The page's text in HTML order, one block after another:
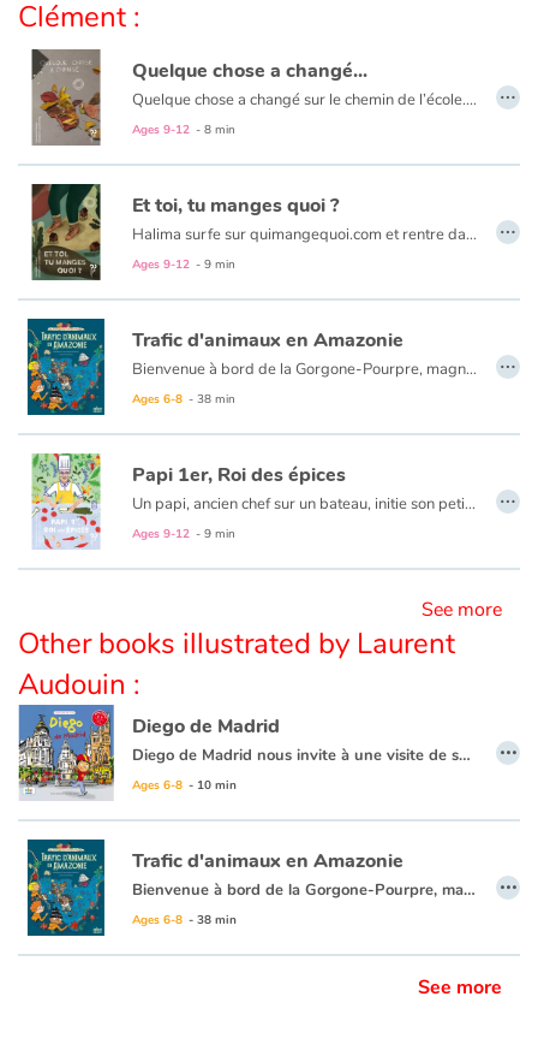
Clément :
Quelque chose a changé...
Quelque chose a changé sur le chemin de l’école. Place de la République, la statue de Voltaire s’est envolée ! Et place de la Liberté, celle d’Aimé Césaire est bel et bien déboulonnée ! Il n’en reste que les socles de granit. Une élève interroge son enseignant suite à un changement de gouvernement...
Ages 9-12 - 8 min
…
Et toi, tu manges quoi ?
Halima surfe sur quimangequoi.com et rentre dans une machine à remonter le temps...
Ages 9-12 - 9 min
…
Trafic d'animaux en Amazonie
Bienvenue à bord de la Gorgone-Pourpre, magnifique trois-mâts qui parcourt les mers du globe. Son équipage de jeunes marins intrépides part en mission pour aider à la sauvegarde de la planète. Premier défi pour nos aventuriers : cap sur la grande forêt amazonienne où sévit un trafic d’animaux qui met en danger des colonies entières de petits singes. Tallulah, Alice et Hugo sont bien déterminés à en découdre avec les impitoyables contrebandiers... avec l’aide indéfectible de Cap’tain Génial !
Ages 6-8 - 38 min
…
Papi 1er, Roi des épices
Un papi, ancien chef sur un bateau, initie son petit-fils à la cuisine.
Ages 9-12 - 9 min
…
See more
Other books illustrated by Laurent
Audouin :
Diego de Madrid
Diego de Madrid nous invite à une visite de sa ville et nous fait découvrir son petit monde de façon ludique et originale : son quartier, sa famille, ses copains, son école, le parc du Retiro, le stade Santiago Bernabeu, les délicieuses tapas dans les bars, les vacances à Barcelone…
Ages 6-8 - 10 min
…
Trafic d'animaux en Amazonie
Bienvenue à bord de la Gorgone-Pourpre, magnifique trois-mâts qui parcourt les mers du globe. Son équipage de jeunes marins intrépides part en mission pour aider à la sauvegarde de la planète. Premier défi pour nos aventuriers : cap sur la grande forêt amazonienne où sévit un trafic d’animaux qui met en danger des colonies entières de petits singes. Tallulah, Alice et Hugo sont bien déterminés à en découdre avec les impitoyables contrebandiers... avec l’aide indéfectible de Cap’tain Génial !
Ages 6-8 - 38 min
…
See more